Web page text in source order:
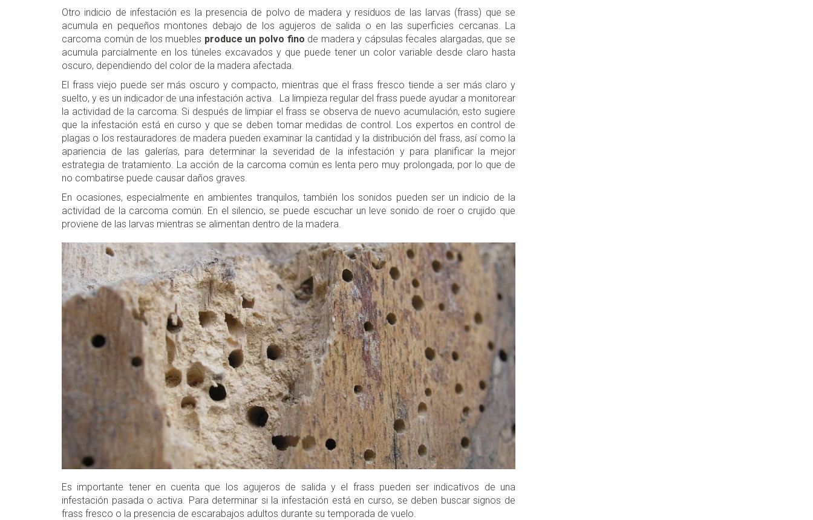
Otro indicio de infestación es la presencia de polvo de madera y residuos de las larvas (frass) que se
acumula en pequeños montones debajo de los agujeros de salida o en las superficies cercanas. La
carcoma común de los muebles produce un polvo fino de madera y cápsulas fecales alargadas, que se
acumula parcialmente en los túneles excavados y que puede tener un color variable desde claro hasta
oscuro, dependiendo del color de la madera afectada.
El frass viejo puede ser más oscuro y compacto, mientras que el frass fresco tiende a ser más claro y
suelto, y es un indicador de una infestación activa. La limpieza regular del frass puede ayudar a monitorear
la actividad de la carcoma. Si después de limpiar el frass se observa de nuevo acumulación, esto sugiere
que la infestación está en curso y que se deben tomar medidas de control. Los expertos en control de
plagas o los restauradores de madera pueden examinar la cantidad y la distribución del frass, así como la
apariencia de las galerías, para determinar la severidad de la infestación y para planificar la mejor
estrategia de tratamiento. La acción de la carcoma común es lenta pero muy prolongada, por lo que de
no combatirse puede causar daños graves.
En ocasiones, especialmente en ambientes tranquilos, también los sonidos pueden ser un indicio de la
actividad de la carcoma común. En el silencio, se puede escuchar un leve sonido de roer o crujido que
proviene de las larvas mientras se alimentan dentro de la madera.
Es importante tener en cuenta que los agujeros de salida y el frass pueden ser indicativos de una
infestación pasada o activa. Para determinar si la infestación está en curso, se deben buscar signos de
frass fresco o la presencia de escarabajos adultos durante su temporada de vuelo.